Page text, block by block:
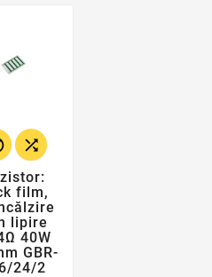

film,
lipire
40W
GBR-
24/2